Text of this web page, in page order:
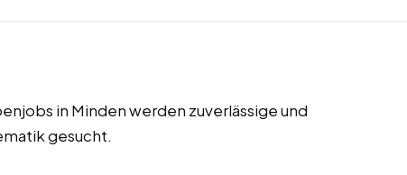
in Minden werden zuverlässige und
gesucht.